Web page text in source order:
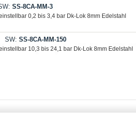
SS-8CA-MM-3
0,2 bis 3,4 bar Dk-Lok 8mm Edelstahl
SW: SS-8CA-MM-150
10,3 bis 24,1 bar Dk-Lok 8mm Edelstahl